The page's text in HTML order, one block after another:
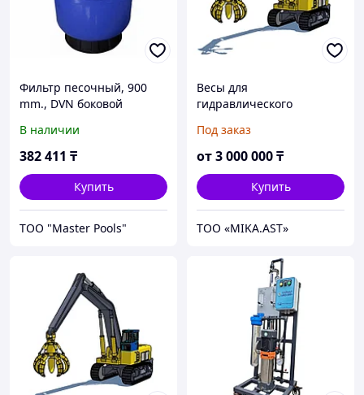
Фильтр песочный, 900
mm., DVN боковой
В наличии
382 411 ₸
Купить
ТОО "Master Pools"
Весы для
гидравлического
Под заказ
от3 000 000₸
Купить
ТОО «MIKA.AST»